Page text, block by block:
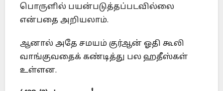
பொருளில் பயன்படுத்தப்படவில்லை
என்பதை அறியலாம்.
ஆனால் அதே சமயம் குர்ஆன் ஓதி கூலி
வாங்குவதைக் கண்டித்து பல ஹதீஸ்கள்
உள்ளன.